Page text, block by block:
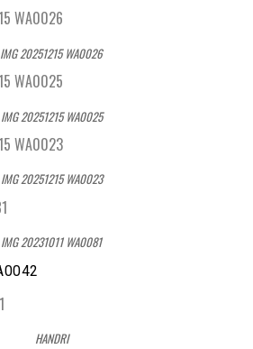
IMG 20251215 WA0026
IMG 20251215 WA0025
IMG 20251215 WA0023
IMG 20231011 WA0081
HANDRI